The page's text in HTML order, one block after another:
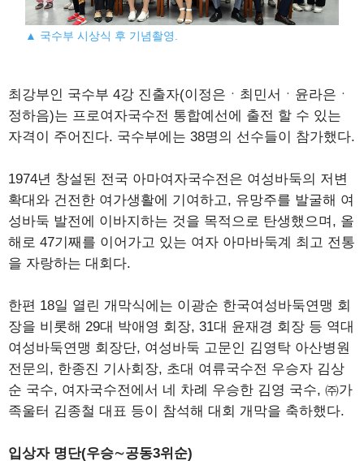
▲ 국수부 시상식 후 기념촬영.
최강부인 국수부 4강 진출자(이정은ㆍ최민서ㆍ윤라은ㆍ
정하음)는 프로여자국수전 통합예선에 출전 할 수 있는
자격이 주어진다. 국수부에는 38명의 선수들이 참가했다.
1974년 창설된 전국 아마여자국수전은 여성바둑의 저변
확대와 건전한 여가생활에 기여하고, 유망주를 발굴해 여
성바둑 발전에 이바지하는 것을 목적으로 탄생했으며, 올
해로 47기째를 이어가고 있는 여자 아마바둑계 최고 전통
을 자랑하는 대회다.
한편 18일 열린 개막식에는 이광순 한국여성바둑연맹 회
장을 비롯해 29대 박애영 회장, 31대 윤재경 회장 등 역대
여성바둑연맹 회장단, 여성바둑 고문인 김영탁 아산병원
전문의, 한종진 기사회장, 초대 여류국수전 우승자 김상
순 국수, 여자국수전에서 네 차례 우승한 김영 국수, ㈜가
족울터 김종철 대표 등이 참석해 대회 개막을 축하했다.
입상자 명단(우승∼공동3위순)